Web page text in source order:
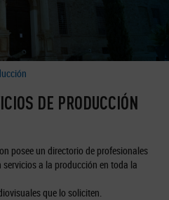
DE PRODUCCIÓN
posee un directorio de profesionales
a la producción en toda la
que lo soliciten.